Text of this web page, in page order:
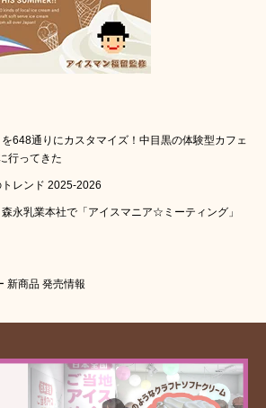
648通りにカスタマイズ！中目黒の体験型カフェ
行ってきた
レンド 2025-2026
森永乳業本社で「アイスマニア☆ミーティング」
新商品 発売情報